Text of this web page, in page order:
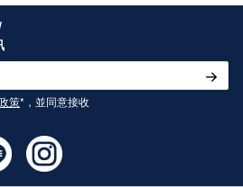
策*，並同意接收